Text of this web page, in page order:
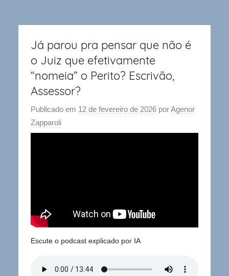
Já parou pra pensar que não é
o Juiz que efetivamente
“nomeia” o Perito? Escrivão,
Assessor?
Publicado em 12 de fevereiro de 2026 porAgenor
Zapparoli
Escute o podcast explicado por IA